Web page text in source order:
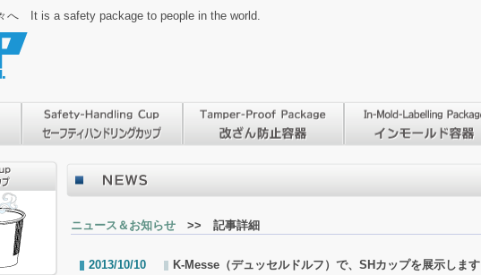
へ It is a safety package to people in the world.
ニュース＆お知らせ >> 記事詳細
2013/10/10 K-Messe（デュッセルドルフ）で、SHカップを展示します